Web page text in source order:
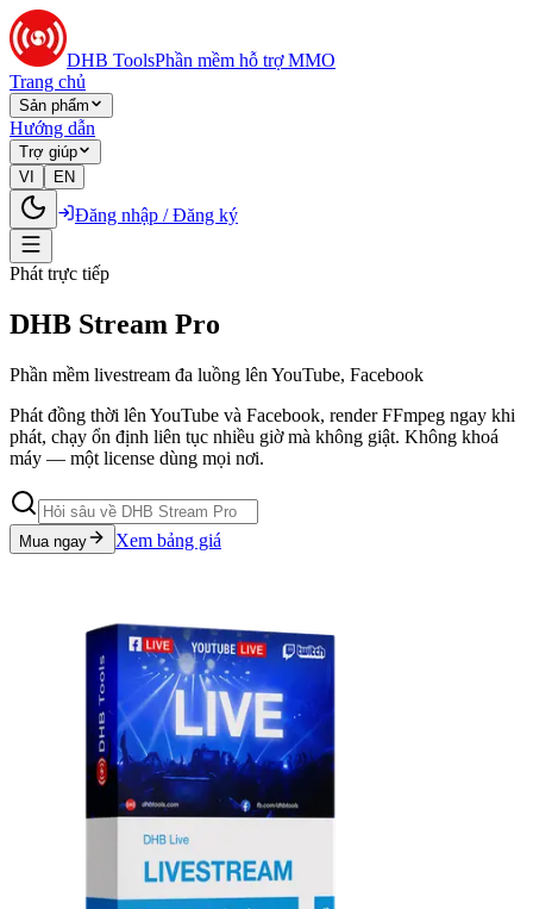
DHB ToolsPhần mềm hỗ trợ MMO
Trang chủ
Sản phẩm
Hướng dẫn
Trợ giúp
VI
EN
Đăng nhập / Đăng ký
Phát trực tiếp
DHB Stream Pro
Phần mềm livestream đa luồng lên YouTube, Facebook
Phát đồng thời lên YouTube và Facebook, render FFmpeg ngay khi
phát, chạy ổn định liên tục nhiều giờ mà không giật. Không khoá
máy — một license dùng mọi nơi.
Mua ngay Xem bảng giá